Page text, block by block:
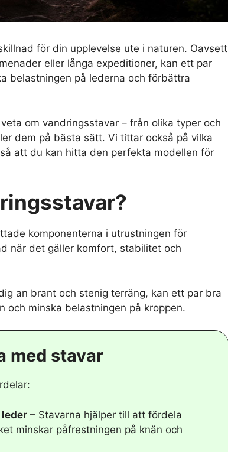
för din upplevelse ute i naturen. Oavsett
eller långa expeditioner, kan ett par
belastningen på lederna och förbättra
om vandringsstavar – från olika typer och
dem på bästa sätt. Vi tittar också på vilka
att du kan hitta den perfekta modellen för
komponenterna i utrustningen för
när det gäller komfort, stabilitet och
an brant och stenig terräng, kan ett par bra
och minska belastningen på kroppen.
med stavar
– Stavarna hjälper till att fördela
minskar påfrestningen på knän och